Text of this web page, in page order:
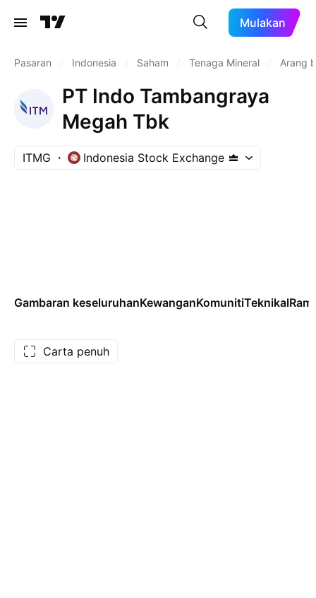
Mulakan
Pasaran Indonesia Saham Tenaga Mineral Arang
PT Indo Tambangraya
Megah Tbk
ITMG Indonesia Stock Exchange
Gambaran keseluruhanKewanganKomunitiTeknikal
Carta penuh